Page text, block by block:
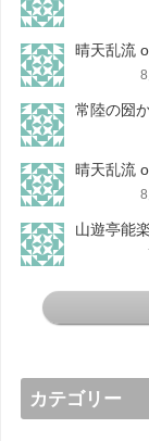
晴天乱流
常陸の圀
晴天乱流
山遊亭能楽
カテゴリー